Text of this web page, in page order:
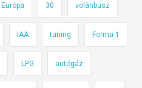
Európa 30 volánbusz
IAA tuning Forma-1
LPG autógáz